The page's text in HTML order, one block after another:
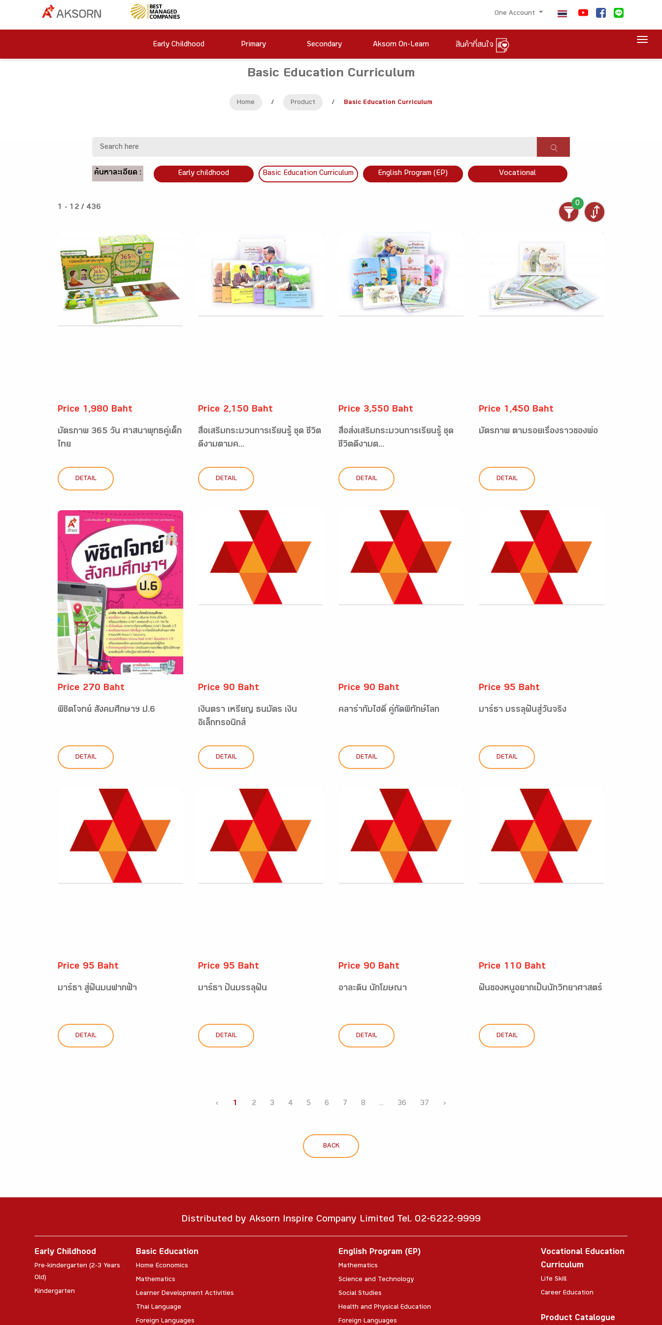
One Account
Early Childhood Primary Secondary Aksorn On-Learn สินค้าที่สนใจ
Basic Education Curriculum
Home / Product / Basic Education Curriculum
ค้นหาละเอียด : Early childhood Basic Education Curriculum English Program (EP) Vocational
1 - 12 / 436
0
Price 1,980 Baht
บัตรภาพ 365 วัน ศาสนาพุทธคู่เด็ก
ไทย
DETAIL
Price 2,150 Baht
สื่อเสริมกระบวนการเรียนรู้ ชุด ชีวิต
ดีงามตามค...
DETAIL
Price 3,550 Baht
สื่อส่งเสริมกระบวนการเรียนรู้ ชุด
ชีวิตดีงามต...
DETAIL
Price 1,450 Baht
บัตรภาพ ตามรอยเรื่องราวของพ่อ
DETAIL
Price 270 Baht
พิชิตโจทย์ สังคมศึกษาฯ ป.6
DETAIL
Price 90 Baht
เงินตรา เหรียญ ธนบัตร เงิน
อิเล็กทรอนิกส์
DETAIL
Price 90 Baht
คลาร่ากับไฮดี้ คู่กัดพิทักษ์โลก
DETAIL
Price 95 Baht
มาร์ธา บรรลุฝันสู่วันจริง
DETAIL
Price 95 Baht
มาร์ธา สู่ฝันบนฟากฟ้า
DETAIL
Price 95 Baht
มาร์ธา ปั่นบรรลุฝัน
DETAIL
Price 90 Baht
อาละดิน นักโฆษณา
DETAIL
Price 110 Baht
ฝันของหนูอยากเป็นนักวิทยาศาสตร์
DETAIL
‹ 1 2 3 4 5 6 7 8 ... 36 37 ›
BACK
Distributed by Aksorn Inspire Company Limited Tel. 02-6222-9999
Early Childhood
Pre-kindergarten (2-3 Years
Old)
Kindergarten
Basic Education
Home Economics
Mathematics
Learner Development Activities
Thai Language
Foreign Languages
English Program (EP)
Mathematics
Science and Technology
Social Studies
Health and Physical Education
Foreign Languages
Vocational Education
Curriculum
Life Skill
Career Education
Product Catalogue